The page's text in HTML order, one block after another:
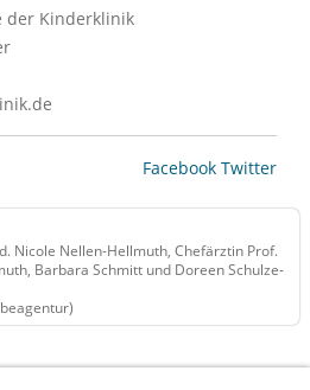
der Kinderklinik
Facebook Twitter
Nicole Nellen-Hellmuth, Chefärztin Prof.
Barbara Schmitt und Doreen Schulze-